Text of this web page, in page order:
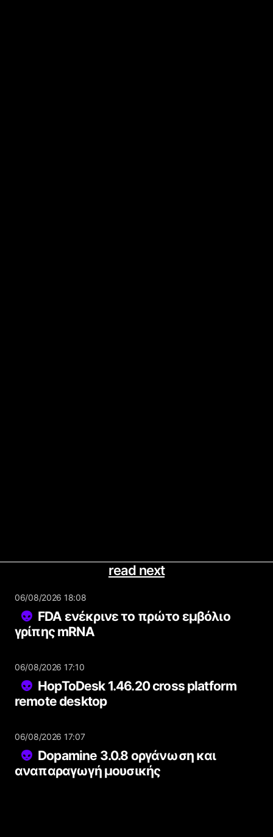
read next
06/08/2026 18:08
FDA ενέκρινε το πρώτο εμβόλιο
γρίπης mRNA
06/08/2026 17:10
HopToDesk 1.46.20 cross platform
remote desktop
06/08/2026 17:07
Dopamine 3.0.8 οργάνωση και
αναπαραγωγή μουσικής